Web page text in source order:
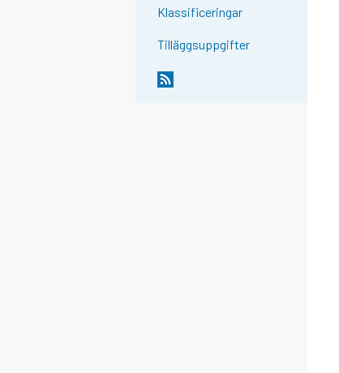
Klassificeringar
Tilläggsuppgifter